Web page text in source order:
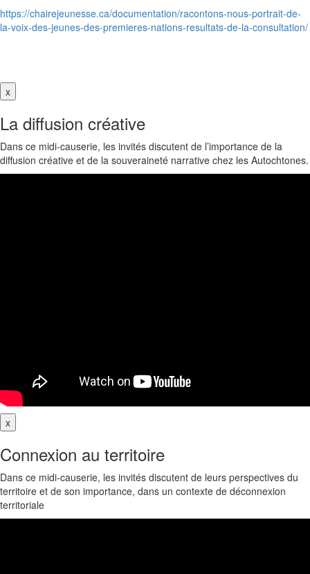
https://chairejeunesse.ca/documentation/racontons-nous-portrait-de-
la-voix-des-jeunes-des-premieres-nations-resultats-de-la-consultation/
x
La diffusion créative
Dans ce midi-causerie, les invités discutent de l’importance de la
diffusion créative et de la souveraineté narrative chez les Autochtones.
x
Connexion au territoire
Dans ce midi-causerie, les invités discutent de leurs perspectives du
territoire et de son importance, dans un contexte de déconnexion
territoriale